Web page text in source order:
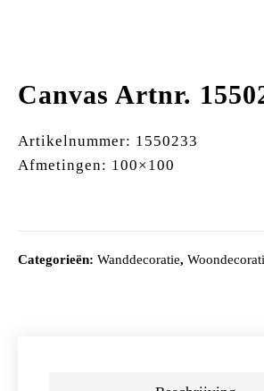
Canvas Artnr.
Artikelnummer: 1550233
Afmetingen: 100×100
Categorieën: Wanddecoratie,